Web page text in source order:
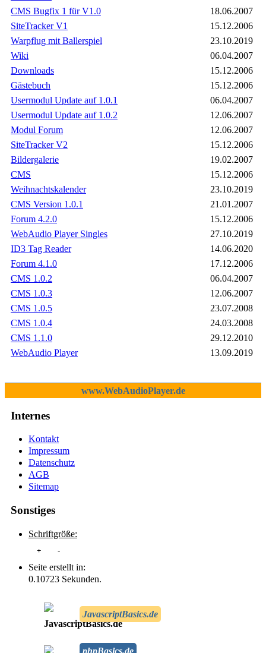
CMS Bugfix 1 für V1.0
18.06.2007
SiteTracker V1
15.12.2006
Warpflug mit Ballerspiel
23.10.2019
Wiki
06.04.2007
Downloads
15.12.2006
Gästebuch
15.12.2006
Usermodul Update auf 1.0.1
06.04.2007
Usermodul Update auf 1.0.2
12.06.2007
Modul Forum
12.06.2007
SiteTracker V2
15.12.2006
Bildergalerie
19.02.2007
CMS
15.12.2006
Weihnachtskalender
23.10.2019
CMS Version 1.0.1
21.01.2007
Forum 4.2.0
15.12.2006
WebAudio Player Singles
27.10.2019
ID3 Tag Reader
14.06.2020
Forum 4.1.0
17.12.2006
CMS 1.0.2
06.04.2007
CMS 1.0.3
12.06.2007
CMS 1.0.5
23.07.2008
CMS 1.0.4
24.03.2008
CMS 1.1.0
29.12.2010
WebAudio Player
13.09.2019
www.WebAudioPlayer.de
Internes
Kontakt
Impressum
Datenschutz
AGB
Sitemap
Sonstiges
Schriftgröße:
+ -
Seite erstellt in:
0.10723 Sekunden.
JavascriptBasics.de
phpBasics.de